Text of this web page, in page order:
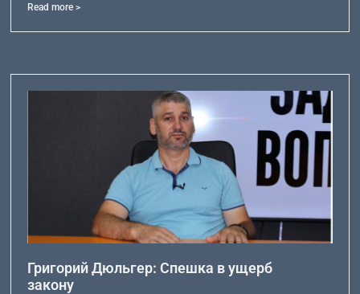
Read more >
Григорий Дюльгер: Спешка в ущерб
закону